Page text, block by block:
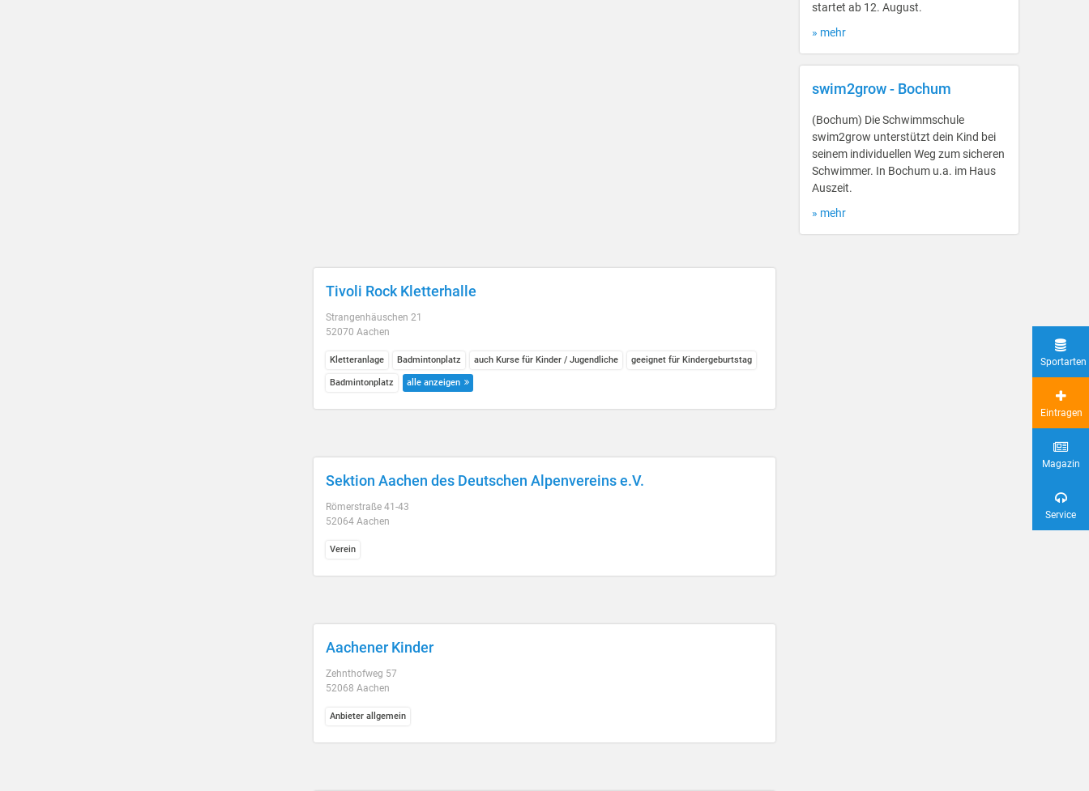
Tivoli Rock Kletterhalle
Strangenhäuschen 21
52070 Aachen
Kletteranlage Badmintonplatz auch Kurse für Kinder / Jugendliche geeignet für Kindergeburtstag
Badmintonplatz alle anzeigen
Sektion Aachen des Deutschen Alpenvereins e.V.
Römerstraße 41-43
52064 Aachen
Verein
Aachener Kinder
Zehnthofweg 57
52068 Aachen
Anbieter allgemein
startet ab 12. August.
» mehr
swim2grow - Bochum
(Bochum) Die Schwimmschule
swim2grow unterstützt dein Kind bei
seinem individuellen Weg zum sicheren
Schwimmer. In Bochum u.a. im Haus
Auszeit.
» mehr
Sportarten
Eintragen
Magazin
Service